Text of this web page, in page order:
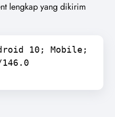
lengkap yang dikirim
10; Mobile;